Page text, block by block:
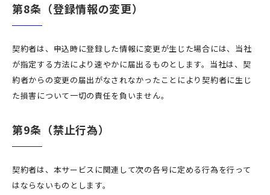
第8条（登録情報の変更）
契約者は、申込時に登録した情報に変更が生じた場合には、当社
が指定する方法により速やかに届出るものとします。当社は、契
約者からの変更の届出がなされなかったことにより契約者に生じ
た損害について一切の責任を負いません。
第9条（禁止行為）
契約者は、本サービスに関連して次の各号に定める行為を行って
はならないものとします。